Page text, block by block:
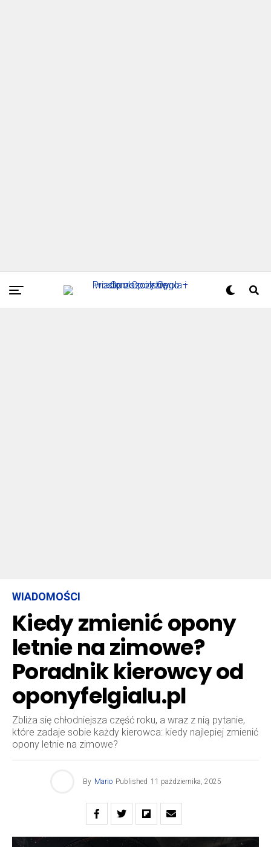
WIADOMOŚCI
Kiedy zmienić opony
letnie na zimowe?
Poradnik kierowcy od
oponyfelgialu.pl
Zbliża się chłodniejsza część roku, a wraz z nią pytanie,
które zadaje sobie każdy kierowca: kiedy najlepiej zmienić
opony letnie na zimowe?
By Mario Published 11 października, 2025